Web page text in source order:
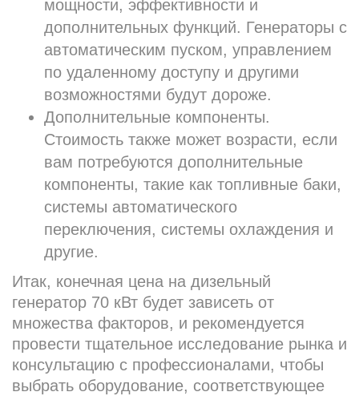
мощности, эффективности и
дополнительных функций. Генераторы с
автоматическим пуском, управлением
по удаленному доступу и другими
возможностями будут дороже.
Дополнительные компоненты.
Стоимость также может возрасти, если
вам потребуются дополнительные
компоненты, такие как топливные баки,
системы автоматического
переключения, системы охлаждения и
другие.
Итак, конечная цена на дизельный
генератор 70 кВт будет зависеть от
множества факторов, и рекомендуется
провести тщательное исследование рынка и
консультацию с профессионалами, чтобы
выбрать оборудование, соответствующее